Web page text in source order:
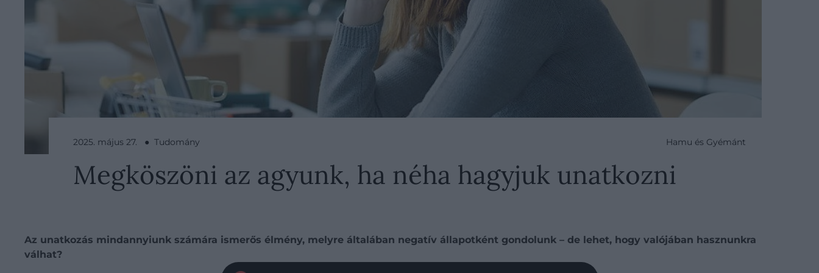
2025. május 27. ● Tudomány Hamu és Gyémánt
Megköszöni az agyunk, ha néha hagyjuk unatkozni
Az unatkozás mindannyiunk számára ismerős élmény, melyre általában negatív állapotként gondolunk – de lehet, hogy valójában hasznunkra
válhat?